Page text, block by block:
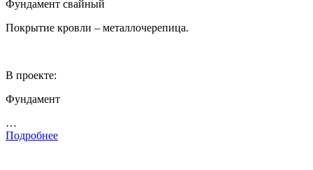
Фундамент свайный
Покрытие кровли – металлочерепица.
В проекте:
Фундамент
…
Подробнее